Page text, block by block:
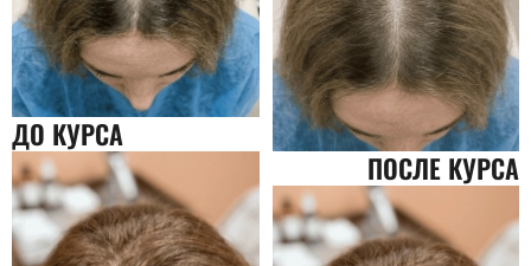
ДО КУРСА
ПОСЛЕ КУРСА